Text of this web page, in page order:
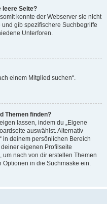
leere Seite?
konnte der Webserver sie nicht
gib spezifischere Suchbegriffe
Unterforen.
einem Mitglied suchen“.
Themen finden?
lassen, indem du „Eigene
auswählst. Alternativ
in deinem persönlichen Bereich
eigenen Profilseite
nach von dir erstellen Themen
Optionen in die Suchmaske ein.